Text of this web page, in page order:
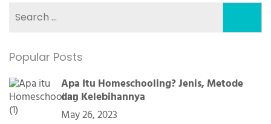
Popular Posts
Apa Itu Homeschooling? Jenis, Metode
dan Kelebihannya
May 26, 2023